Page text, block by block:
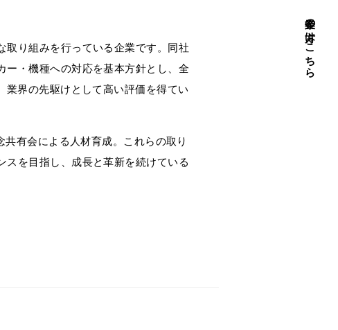
取り組みを行っている企業です。同社
ー・機種への対応を基本方針とし、全
業界の先駆けとして高い評価を得てい
有会による人材育成。これらの取り
を目指し、成長と革新を続けている
企業の方はこちら